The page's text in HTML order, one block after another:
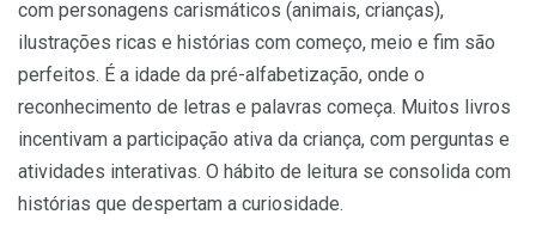
com personagens carismáticos (animais, crianças),
ilustrações ricas e histórias com começo, meio e fim são
perfeitos. É a idade da pré-alfabetização, onde o
reconhecimento de letras e palavras começa. Muitos livros
incentivam a participação ativa da criança, com perguntas e
atividades interativas. O hábito de leitura se consolida com
histórias que despertam a curiosidade.